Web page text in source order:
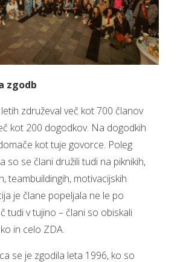
zgodb
združeval več kot 700 članov
kot 200 dogodkov. Na dogodkih
kot tuje govorce. Poleg
so se člani družili tudi na piknikih,
teambuildingih, motivacijskih
je člane popeljala ne le po
tudi v tujino – člani so obiskali
in celo ZDA.
se je zgodila leta 1996, ko so